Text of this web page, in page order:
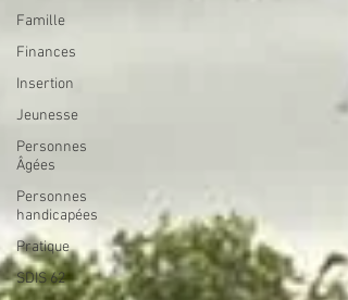
Famille
Finances
Insertion
Jeunesse
Personnes
Âgées
Personnes
handicapées
Pratique
SDIS 62